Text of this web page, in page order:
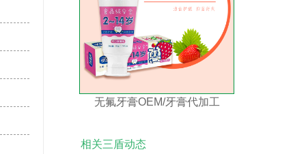
无氟牙膏OEM/牙膏代加工
相关三盾动态